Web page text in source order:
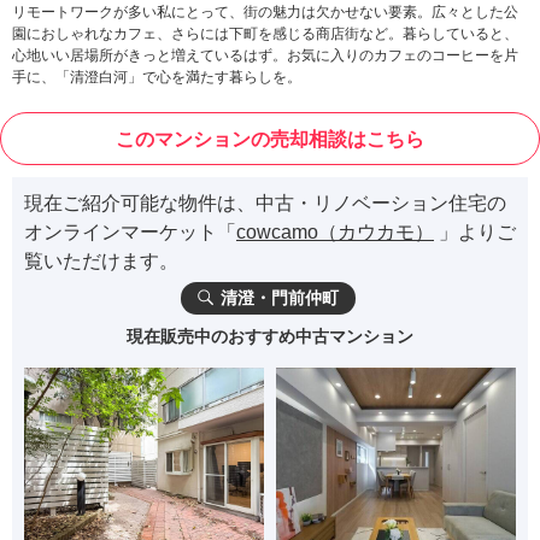
リモートワークが多い私にとって、街の魅力は欠かせない要素。広々とした公
園におしゃれなカフェ、さらには下町を感じる商店街など。暮らしていると、
心地いい居場所がきっと増えているはず。お気に入りのカフェのコーヒーを片
手に、「清澄白河」で心を満たす暮らしを。
このマンションの売却相談はこちら
現在ご紹介可能な物件は、中古・リノベーション住宅の
オンラインマーケット「 cowcamo（カウカモ）
」よりご
覧いただけます。
清澄・門前仲町
現在販売中のおすすめ中古マンション